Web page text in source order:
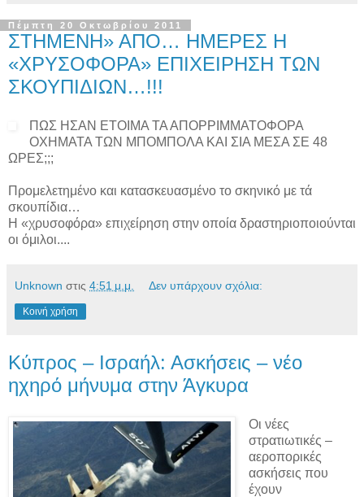
Πέμπτη 20 Οκτωβρίου 2011
ΣΤΗΜΕΝΗ» ΑΠΟ… ΗΜΕΡΕΣ Η
«ΧΡΥΣΟΦΟΡΑ» ΕΠΙΧΕΙΡΗΣΗ ΤΩΝ
ΣΚΟΥΠΙΔΙΩΝ…!!!
ΠΩΣ ΗΣΑΝ ΕΤΟΙΜΑ ΤΑ ΑΠΟΡΡΙΜΜΑΤΟΦΟΡΑ
ΟΧΗΜΑΤΑ ΤΩΝ ΜΠΟΜΠΟΛΑ ΚΑΙ ΣΙΑ ΜΕΣΑ ΣΕ 48
ΩΡΕΣ;;;
Προμελετημένο και κατασκευασμένο το σκηνικό με τά
σκουπίδια…
Η «χρυσοφόρα» επιχείρηση στην οποία δραστηριοποιούνται
οι όμιλοι....
Unknown στις 4:51 μ.μ. Δεν υπάρχουν σχόλια:
Κοινή χρήση
Κύπρος – Ισραήλ: Ασκήσεις – νέο
ηχηρό μήνυμα στην Άγκυρα
Οι νέες
στρατιωτικές –
αεροπορικές
ασκήσεις που
έχουν